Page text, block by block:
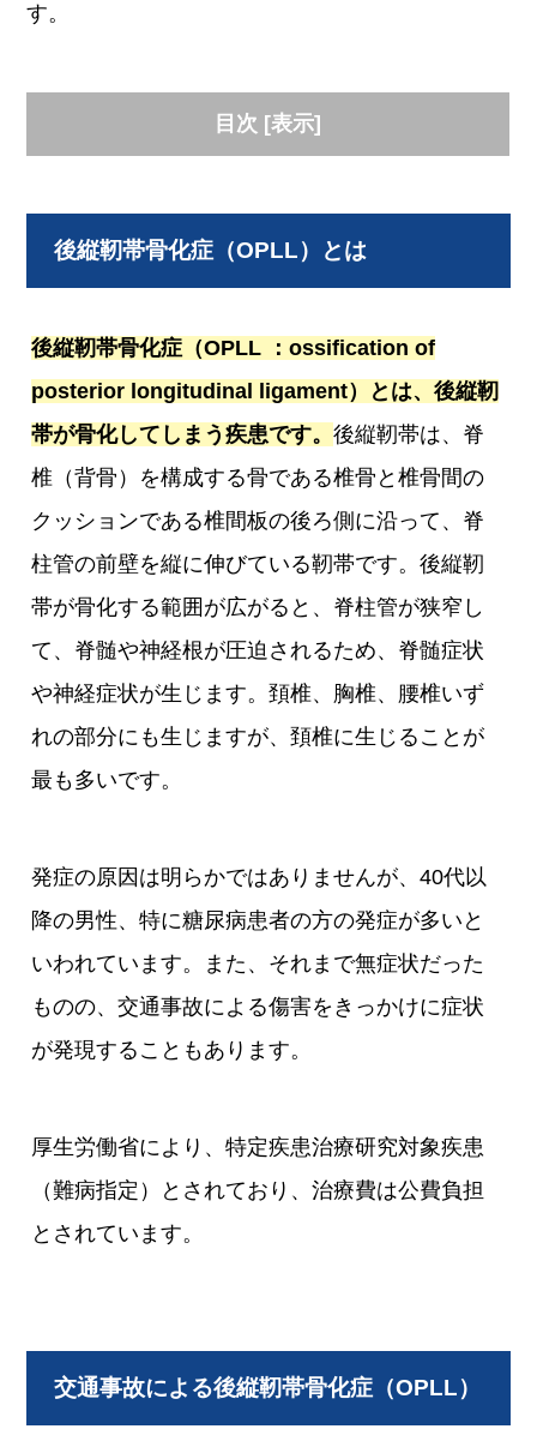
す。
目次 [表示]
後縦靭帯骨化症（OPLL）とは
後縦靭帯骨化症（OPLL ：ossification of
posterior longitudinal ligament）とは、後縦靭
帯が骨化してしまう疾患です。後縦靭帯は、脊
椎（背骨）を構成する骨である椎骨と椎骨間の
クッションである椎間板の後ろ側に沿って、脊
柱管の前壁を縦に伸びている靭帯です。後縦靭
帯が骨化する範囲が広がると、脊柱管が狭窄し
て、脊髄や神経根が圧迫されるため、脊髄症状
や神経症状が生じます。頚椎、胸椎、腰椎いず
れの部分にも生じますが、頚椎に生じることが
最も多いです。
発症の原因は明らかではありませんが、40代以
降の男性、特に糖尿病患者の方の発症が多いと
いわれています。また、それまで無症状だった
ものの、交通事故による傷害をきっかけに症状
が発現することもあります。
厚生労働省により、特定疾患治療研究対象疾患
（難病指定）とされており、治療費は公費負担
とされています。
交通事故による後縦靭帯骨化症（OPLL）